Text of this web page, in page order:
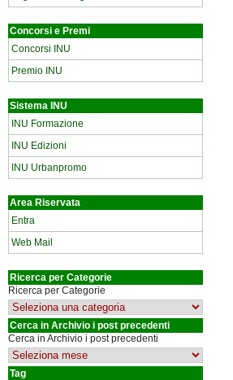
Concorsi e Premi
Concorsi INU
Premio INU
Sistema INU
INU Formazione
INU Edizioni
INU Urbanpromo
Area Riservata
Entra
Web Mail
Ricerca per Categorie
Ricerca per Categorie
Cerca in Archivio i post precedenti
Cerca in Archivio i post precedenti
Tag